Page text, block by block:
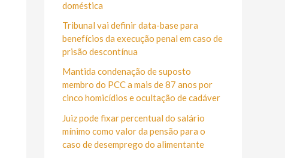
r
:
doméstica
Tribunal vai definir data-base para
benefícios da execução penal em caso de
prisão descontínua
Mantida condenação de suposto
membro do PCC a mais de 87 anos por
cinco homicídios e ocultação de cadáver
Juiz pode fixar percentual do salário
mínimo como valor da pensão para o
caso de desemprego do alimentante